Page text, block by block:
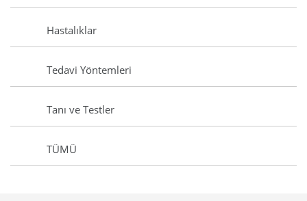
Hastalıklar
Tedavi Yöntemleri
Tanı ve Testler
TÜMÜ